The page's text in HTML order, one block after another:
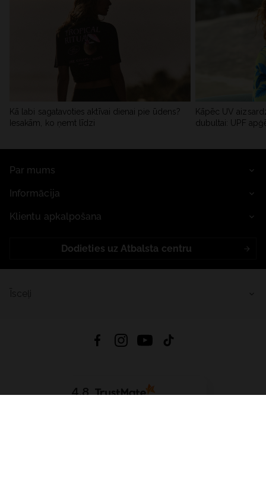
Kā labi sagatavoties aktīvai dienai pie ūdens?
Iesakām, ko ņemt līdzi
Kāpēc UV
dubultai: UPF
Par mums
Informācija
Klientu apkalpošana
Dodieties uz Atbalsta centru
4.8